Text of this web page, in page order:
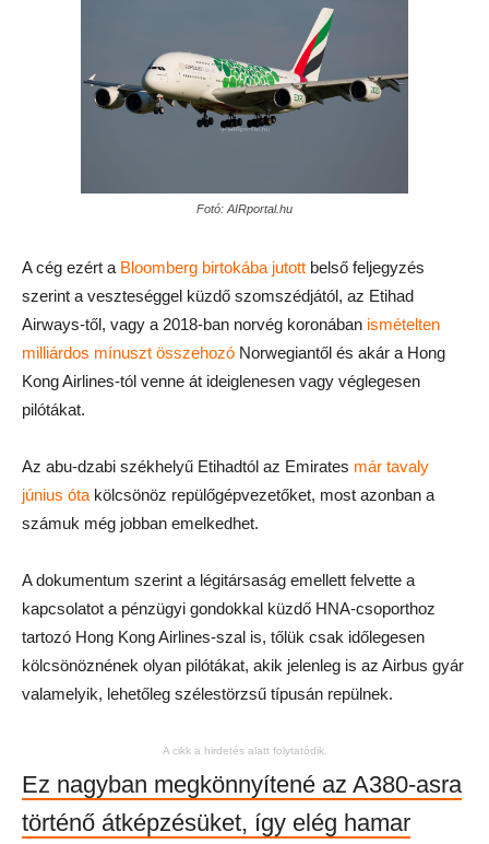
Fotó: AIRportal.hu
A cég ezért a Bloomberg birtokába jutott belső feljegyzés
szerint a veszteséggel küzdő szomszédjától, az Etihad
Airways-től, vagy a 2018-ban norvég koronában ismételten
milliárdos mínuszt összehozó Norwegiantől és akár a Hong
Kong Airlines-tól venne át ideiglenesen vagy véglegesen
pilótákat.
Az abu-dzabi székhelyű Etihadtól az Emirates már tavaly
június óta kölcsönöz repülőgépvezetőket, most azonban a
számuk még jobban emelkedhet.
A dokumentum szerint a légitársaság emellett felvette a
kapcsolatot a pénzügyi gondokkal küzdő HNA-csoporthoz
tartozó Hong Kong Airlines-szal is, tőlük csak időlegesen
kölcsönöznének olyan pilótákat, akik jelenleg is az Airbus gyár
valamelyik, lehetőleg szélestörzsű típusán repülnek.
A cikk a hirdetés alatt folytatódik.
Ez nagyban megkönnyítené az A380-asra
történő átképzésüket, így elég hamar